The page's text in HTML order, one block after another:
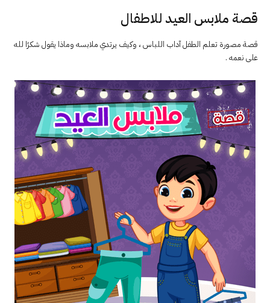
قصة ملابس العيد للاطفال
قصة مصورة تعلم الطفل آداب اللباس ، وكيف يرتدي ملابسه وماذا يقول شكرًا لله
على نعمه .